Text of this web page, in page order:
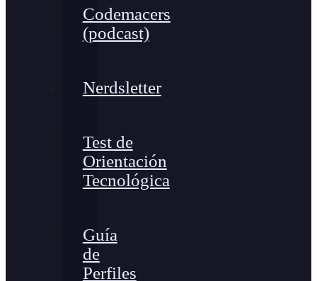
Codemacers
(podcast)
Nerdsletter
Test de
Orientación
Tecnológica
Guía
de
Perfiles